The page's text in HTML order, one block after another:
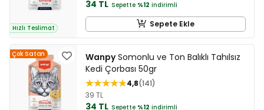
Hızlı Teslimat
34 TL Sepette %12 indirimli
Sepete Ekle
Çok Satan WanpySomonlu ve Ton Balıklı Tahılsız
Kedi Çorbası 50gr
4,8 141
39 TL
34 TL Sepette %12 indirimli